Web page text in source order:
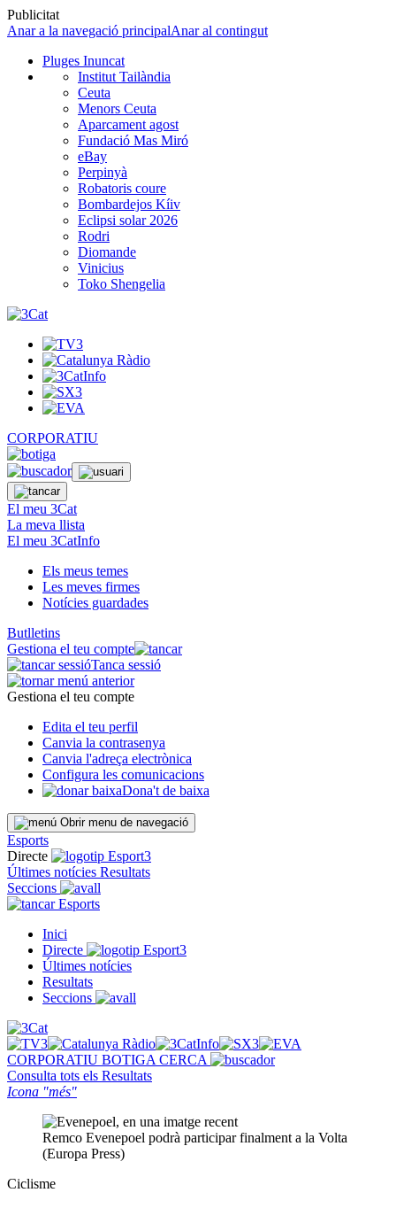
Publicitat
Anar a la navegació principalAnar al contingut
Pluges Inuncat
Institut Tailàndia
Ceuta
Menors Ceuta
Aparcament agost
Fundació Mas Miró
eBay
Perpinyà
Robatoris coure
Bombardejos Kíiv
Eclipsi solar 2026
Rodri
Diomande
Vinicius
Toko Shengelia
CORPORATIU
El meu 3Cat
La meva llista
El meu 3CatInfo
Els meus temes
Les meves firmes
Notícies guardades
Butlletins
Gestiona el teu compte
Tanca sessió
Gestiona el teu compte
Edita el teu perfil
Canvia la contrasenya
Canvia l'adreça electrònica
Configura les comunicacions
Dona't de baixa
Obrir menu de navegació
Esports
Directe
Últimes notícies Resultats
Seccions
Esports
Inici
Directe
Últimes notícies
Resultats
Seccions
CORPORATIU BOTIGA CERCA
Consulta tots els Resultats
Icona "més"
Remco Evenepoel podrà participar finalment a la Volta
(Europa Press)
Ciclisme